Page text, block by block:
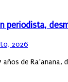
periodista,
2026
de